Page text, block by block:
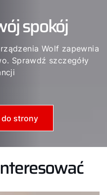
spokój
Wolf zapewnia
Sprawdź szczegóły
do strony